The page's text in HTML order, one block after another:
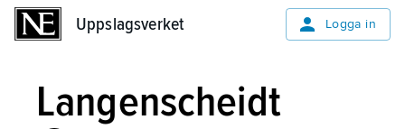
Uppslagsverket Logga in
Langenscheidt